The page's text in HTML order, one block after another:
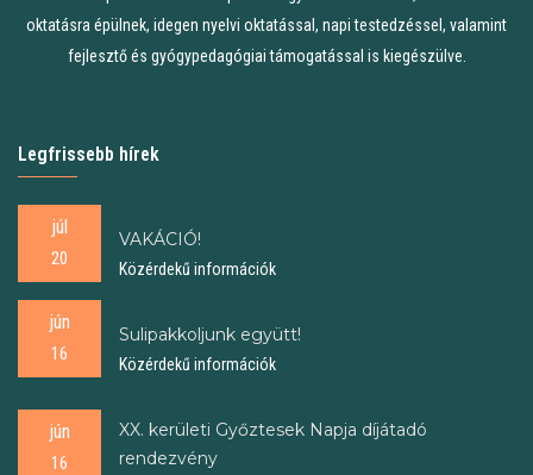
oktatásra épülnek, idegen nyelvi oktatással, napi testedzéssel, valamint
fejlesztő és gyógypedagógiai támogatással is kiegészülve.
Legfrissebb hírek
júl
20
VAKÁCIÓ!
Közérdekű információk
jún
16
Sulipakkoljunk együtt!
Közérdekű információk
jún
16
XX. kerületi Győztesek Napja díjátadó
rendezvény